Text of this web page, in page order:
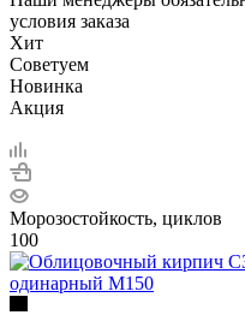
условия заказа
Хит
Советуем
Новинка
Акция
Морозостойкость, циклов
100